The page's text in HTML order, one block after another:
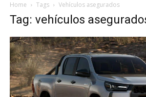
Home Tags Vehículos asegurados
Tag: vehículos